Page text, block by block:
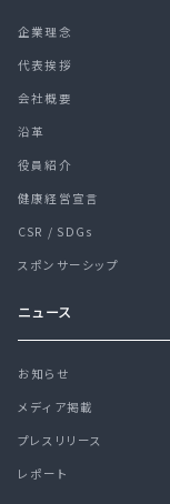
企業理念
代表挨拶
会社概要
沿革
役員紹介
健康経営宣言
CSR / SDGs
スポンサーシップ
ニュース
お知らせ
メディア掲載
プレスリリース
レポート